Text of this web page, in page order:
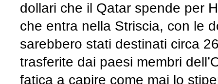
dollari che il Qatar spende per
che entra nella Striscia, con le
sarebbero stati destinati circa
trasferite dai paesi membri
fatica a capire come mai lo